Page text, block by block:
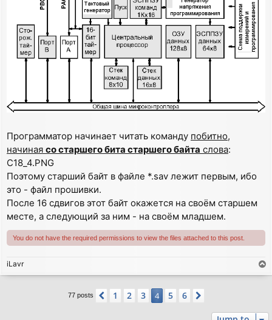
Программатор начинает читать команду побитно,
начиная со старшего бита старшего байта слова:
C18_4.PNG
Поэтому старший байт в файле *.sav лежит первым, ибо
это - файл прошивки.
После 16 сдвигов этот байт окажется на своём старшем
месте, а следующий за ним - на своём младшем.
You do not have the required permissions to view the files attached to this post.
iLavr
o
77 posts Previous
1 2 3 4 5 6